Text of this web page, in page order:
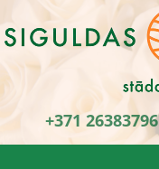
+371 26383796